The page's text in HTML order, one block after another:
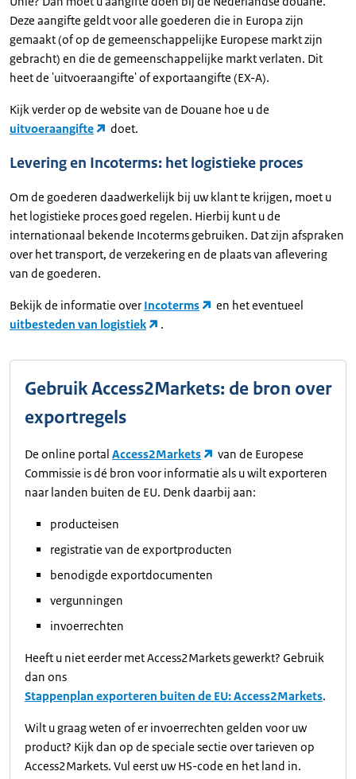
Deze aangifte geldt voor alle goederen die in Europa zijn
gemaakt (of op de gemeenschappelijke Europese markt zijn
gebracht) en die de gemeenschappelijke markt verlaten. Dit
heet de 'uitvoeraangifte' of exportaangifte (EX-A).
Kijk verder op de website van de Douane hoe u de
uitvoeraangifte
doet.
Levering en Incoterms: het logistieke proces
Om de goederen daadwerkelijk bij uw klant te krijgen, moet u
het logistieke proces goed regelen. Hierbij kunt u de
internationaal bekende Incoterms gebruiken. Dat zijn afspraken
over het transport, de verzekering en de plaats van aflevering
van de goederen.
Bekijk de informatie over Incoterms
en het eventueel
uitbesteden van logistiek
.
Gebruik Access2Markets: de bron over
exportregels
De online portal Access2Markets
van de Europese
Commissie is dé bron voor informatie als u wilt exporteren
naar landen buiten de EU. Denk daarbij aan:
producteisen
registratie van de exportproducten
benodigde exportdocumenten
vergunningen
invoerrechten
Heeft u niet eerder met Access2Markets gewerkt? Gebruik
dan ons
Stappenplan exporteren buiten de EU: Access2Markets.
Wilt u graag weten of er invoerrechten gelden voor uw
product? Kijk dan op de speciale sectie over tarieven op
Access2Markets. Vul eerst uw HS-code en het land in.